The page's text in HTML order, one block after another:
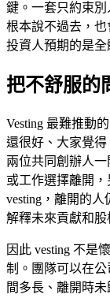
鍵。一套只約束
根本說不過去，
投資人預期的是全
把不舒服的
Vesting 最難推動
還很好、大家覺得
兩位共同創辦人
或工作選擇離開
vesting，離開的
解釋未來貢獻和股
因此 vesting 不是
制。團隊可以在
間多長、離開時